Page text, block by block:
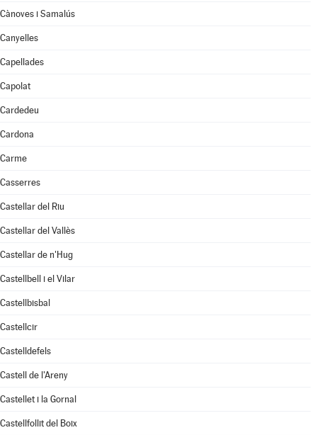
Cànoves i Samalús
Canyelles
Capellades
Capolat
Cardedeu
Cardona
Carme
Casserres
Castellar del Riu
Castellar del Vallès
Castellar de n'Hug
Castellbell i el Vilar
Castellbisbal
Castellcir
Castelldefels
Castell de l'Areny
Castellet i la Gornal
Castellfollit del Boix